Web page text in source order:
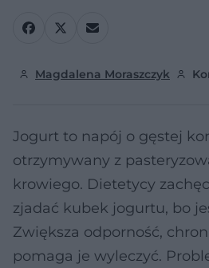
Magdalena Moraszczyk
Jogurt to napój o gęstej
otrzymywany z
krowiego. Dietetycy
zjadać kubek jogurtu, bo
Zwiększa odporność,
pomaga je wyleczyć.